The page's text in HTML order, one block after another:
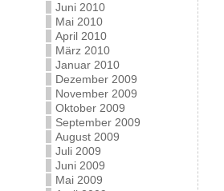
Juni 2010
Mai 2010
April 2010
März 2010
Januar 2010
Dezember 2009
November 2009
Oktober 2009
September 2009
August 2009
Juli 2009
Juni 2009
Mai 2009